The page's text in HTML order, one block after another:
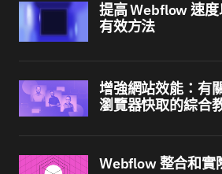
提高 Webflow 速
有效方法
增強網站效能：有
瀏覽器快取的綜合
Webflow 整合和實